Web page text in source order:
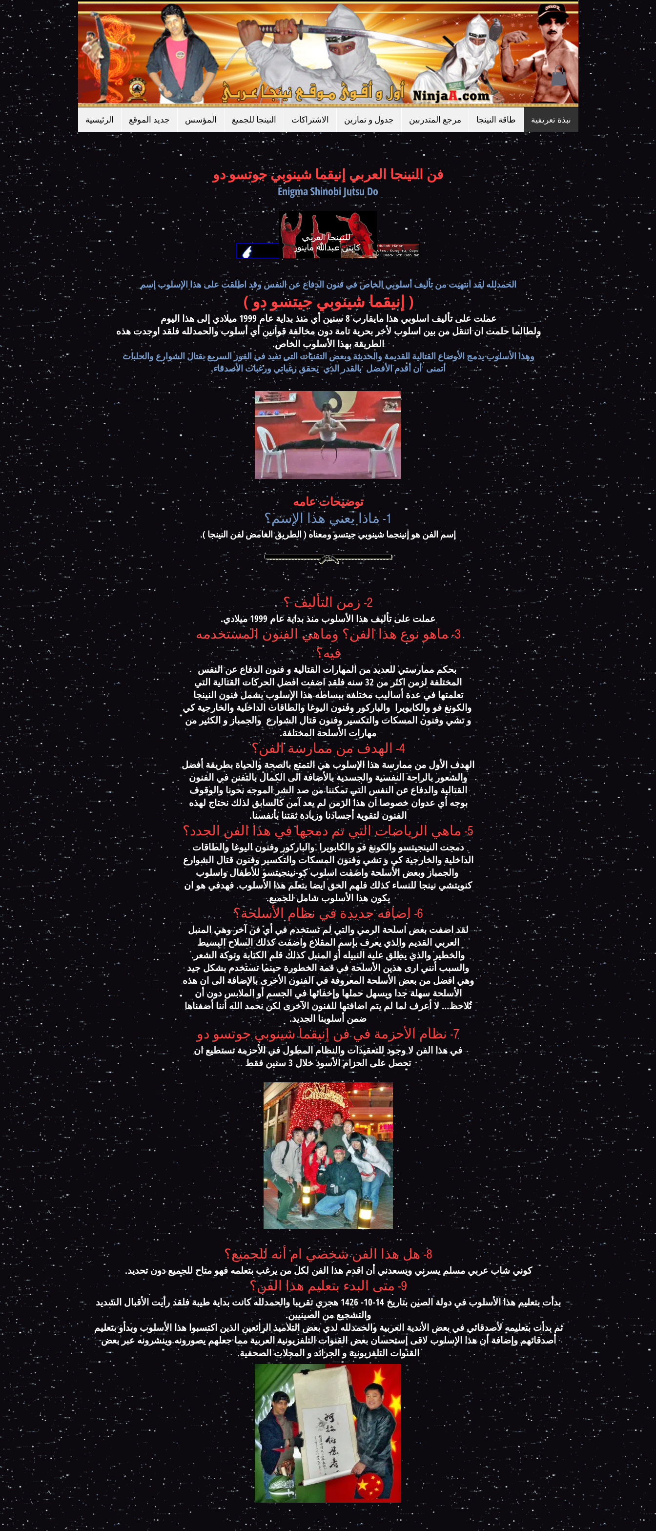
الرئيسية جديد الموقع المؤسس النينجا للجميع الاشتراكات جدول و تمارين مرجع المتدربين طاقة النينجا نبذة تعريفية
فن النينجا العربي إنيقما شينوبي جوتسو دو
Enigma Shinobi Jutsu Do
الحمدلله لقد انتهيت من تأليف أسلوبي الخاص في فنون الدفاع عن النفس وقد اطلقت على هذا الإسلوب إسم
( إنيقما شينوبي جيتسو دو )
عملت على تأليف اسلوبي هذا مايقارب 8 سنين أي منذ بداية عام 1999 ميلادي إلى هذا اليوم
ولطالما حلمت ان اتنقل من بين اسلوب لأخر بحرية تامة دون مخالفة قوانين أي أسلوب والحمدلله فلقد اوجدت هذه
الطريقة بهذا الأسلوب الخاص.
وهذا الأسلوب يدمج الأوضاع القتالية القديمة والحديثة وبعض التقنيات التي تفيد في الفوز السريع بقتال الشوارع والحلبات
أتمنى أن أقدم الأفضل بالقدر الذي يحقق رغباتي ورغبات الأصدقاء.
توضيحات عامه
1- ماذا يعني هذا الإسم؟
إسم الفن هو إنينجما شينوبي جيتسو ومعناه ( الطريق الغامض لفن النينجا ).
2- زمن التأليف ؟
عملت على تأليف هذا الأسلوب منذ بداية عام 1999 ميلادي.
3- ماهو نوع هذا الفن؟ وماهي الفنون المستخدمه
فيه؟
بحكم ممارستي للعديد من المهارات القتالية و فنون الدفاع عن النفس
المختلفة لزمن اكثر من 32 سنه فلقد اضفت افضل الحركات القتالية التي
تعلمتها في عدة أساليب مختلفه ببساطه هذا الإسلوب يشمل فنون النينجا
والكونغ فو والكابويرا والباركور وفنون اليوغا والطاقات الداخلية والخارجية كي
و تشي وفنون المسكات والتكسير وفنون قتال الشوارع والجمباز و الكثير من
مهارات الأسلحة المختلفة.
4- الهدف من ممارسة الفن؟
الهدف الأول من ممارسة هذا الإسلوب هي التمتع بالصحة والحياة بطريقة أفضل
والشعور بالراحة النفسية والجسدية بالأضافة الى الكمال بالتفنن في الفنون
القتالية والدفاع عن النفس التي تمكننا من صد الشر الموجه نحونا والوقوف
بوجه أي عدوان خصوصا ان هذا الزمن لم يعد آمن كالسابق لذلك نحتاج لهذه
الفنون لتقوية أجسادنا وزيادة ثقتنا بأنفسنا.
5- ماهي الرياضات التي تم دمجها في هذا الفن الجدد؟
دمجت النينجيتسو والكونغ فو والكابويرا والباركور وفنون اليوغا والطاقات
الداخلية والخارجية كي و تشي وفنون المسكات والتكسير وفنون قتال الشوارع
والجمباز وبعض الأسلحة واضفت اسلوب كو-نينجيتسو للأطفال واسلوب
كنويتشي نينجا للنساء كذلك فلهم الحق ايضا بتعلم هذا الأسلوب. فهدفي هو ان
يكون هذا الأسلوب شامل للجميع.
6- اضافه جديدة في نظام الأسلحة؟
لقد اضفت بعض اسلحة الرمي والتي لم تستخدم في أي فن آخر وهي المنبل
العربي القديم والذي يعرف بإسم المقلاع واضفت كذلك السلاح البسيط
والخطير والذي يطلق عليه النبيله أو المنبل كذلك قلم الكتابة وتوكة الشعر.
والسبب أنني ارى هذين الأسلحة في قمة الخطورة حينما تستخدم بشكل جيد
وهي افضل من بعض الأسلحة المعروفة في الفنون الأخرى بالإضافة الى ان هذه
الأسلحة سهلة جدا ويسهل حملها وإخفائها في الجسم أو الملابس دون أن
تُلاحظ… لا أعرف لما لم يتم اضافتها للفنون الآخرى لكن نحمد الله أننا أضفناها
ضمن أسلوبنا الجديد.
7- نظام الأحزمة في فن إنيقما شينوبي جوتسو دو
في هذا الفن لا وجود للتعقيدات والنظام المطول في الأحزمة تستطيع ان
تحصل على الحزام الأسود خلال 3 سنين فقط
8- هل هذا الفن شخصي ام أنه للجميع؟
كوني شاب عربي مسلم يسرني ويسعدني أن اقدم هذا الفن لكل من يرغب بتعلمه فهو متاح للجميع دون تحديد.
9- متى البدء بتعليم هذا الفن؟
بدأت بتعليم هذا الأسلوب في دولة الصين بتاريخ 14-10- 1426 هجري تقريبا والحمدلله كانت بداية طيبة فلقد رأيت الأقبال الشديد
والتشجيع من الصينيين.
ثم بدأت بتعليمه لأصدقائي في بعض الأندية العربية والحمدلله لدي بعض التلاميذ الرائعين الذين اكتسبوا هذا الأسلوب وبدأو بتعليم
أصدقائهم وإضافة أن هذا الإسلوب لاقى إستحسان بعض القنوات التلفزيونية العربية مما جعلهم يصورونه وينشرونه عبر بعض
القنوات التلفزيونية و الجرائد و المجلات الصحفية.